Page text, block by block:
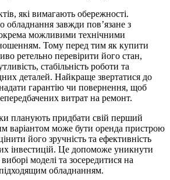
які вимагають обережності.
завжди пов’язане з
можливими технічними
Тому перед тим як купити
ретельно перевірити його стан,
стабільність роботи та
деталей. Найкраще звертатися до
надати гарантію чи повернення, щоб
витрат на ремонт.
планують придбати свій перший
варіантом може бути оренда пристрою
його зручність та ефективність
інвестицій. Це допоможе уникнути
моделі та зосередитися на
обладнанням.